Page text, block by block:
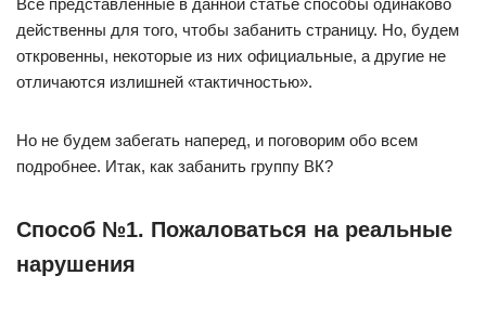
Все представленные в данной статье способы одинаково
действенны для того, чтобы забанить страницу. Но, будем
откровенны, некоторые из них официальные, а другие не
отличаются излишней «тактичностью».
Но не будем забегать наперед, и поговорим обо всем
подробнее. Итак, как забанить группу ВК?
Способ №1. Пожаловаться на реальные
нарушения